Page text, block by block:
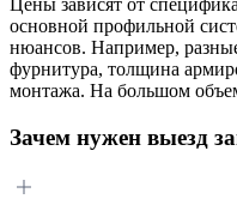
Цены зависят от
основной профильной
нюансов. Например,
фурнитура, толщина
монтажа. На большом
Зачем нужен выезд